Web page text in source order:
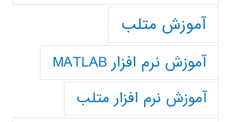
آموزش متلب
آموزش نرم افزار MATLAB
آموزش نرم افزار متلب